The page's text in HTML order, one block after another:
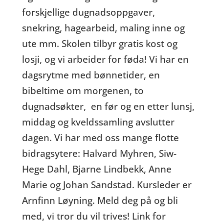
forskjellige dugnadsoppgaver,
snekring, hagearbeid, maling inne og
ute mm. Skolen tilbyr gratis kost og
losji, og vi arbeider for føda! Vi har en
dagsrytme med bønnetider, en
bibeltime om morgenen, to
dugnadsøkter, en før og en etter lunsj,
middag og kveldssamling avslutter
dagen. Vi har med oss mange flotte
bidragsytere: Halvard Myhren, Siw-
Hege Dahl, Bjarne Lindbekk, Anne
Marie og Johan Sandstad. Kursleder er
Arnfinn Løyning. Meld deg på og bli
med, vi tror du vil trives! Link for